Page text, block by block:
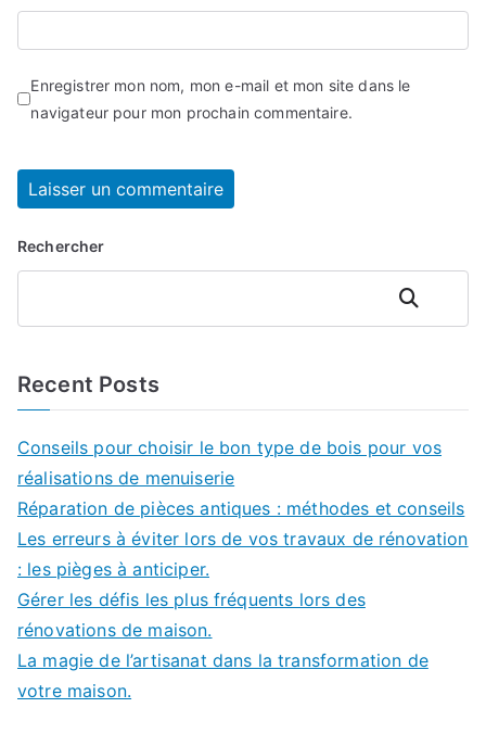
Enregistrer mon nom, mon e-mail et mon site dans le
navigateur pour mon prochain commentaire.
Rechercher
Rechercher
Recent Posts
Conseils pour choisir le bon type de bois pour vos
réalisations de menuiserie
Réparation de pièces antiques : méthodes et conseils
Les erreurs à éviter lors de vos travaux de rénovation
: les pièges à anticiper.
Gérer les défis les plus fréquents lors des
rénovations de maison.
La magie de l’artisanat dans la transformation de
votre maison.